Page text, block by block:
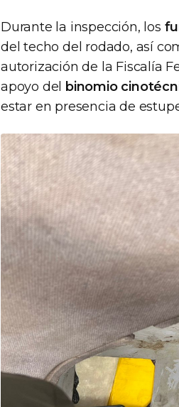
Durante la inspección, los
del techo del rodado, así
autorización de la Fiscalía
apoyo del binomio
estar en presencia de